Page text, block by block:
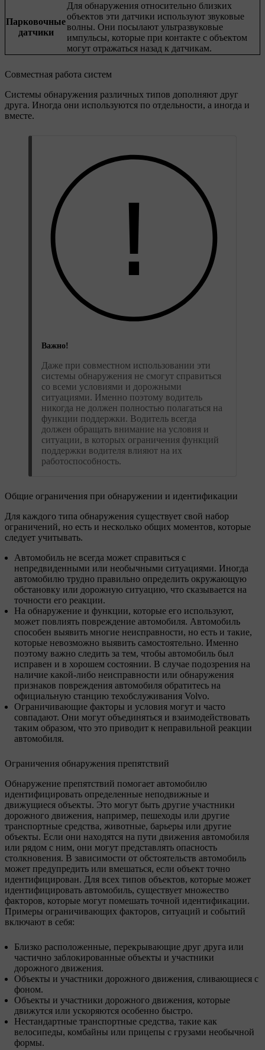
Парковочные
датчики
Для обнаружения относительно близких
объектов эти датчики используют звуковые
волны. Они посылают ультразвуковые
импульсы, которые при контакте с объектом
могут отражаться назад к датчикам.
Совместная работа систем
Системы обнаружения различных типов дополняют друг
друга. Иногда они используются по отдельности, а иногда и
вместе.
Важно!
Даже при совместном использовании эти
системы обнаружения не смогут справиться
со всеми условиями и дорожными
ситуациями. Именно поэтому водитель
никогда не должен полностью полагаться на
функции поддержки. Водитель всегда
должен обращать внимание на условия и
ситуации, в которых ограничения функций
поддержки водителя влияют на их
работоспособность.
Общие ограничения при обнаружении и идентификации
Для каждого типа обнаружения существует свой набор
ограничений, но есть и несколько общих моментов, которые
следует учитывать.
Автомобиль не всегда может справиться с
непредвиденными или необычными ситуациями. Иногда
автомобилю трудно правильно определить окружающую
обстановку или дорожную ситуацию, что сказывается на
точности его реакции.
На обнаружение и функции, которые его используют,
может повлиять повреждение автомобиля. Автомобиль
способен выявить многие неисправности, но есть и такие,
которые невозможно выявить самостоятельно. Именно
поэтому важно следить за тем, чтобы автомобиль был
исправен и в хорошем состоянии. В случае подозрения на
наличие какой-либо неисправности или обнаружения
признаков повреждения автомобиля обратитесь на
официальную станцию техобслуживания Volvo.
Ограничивающие факторы и условия могут и часто
совпадают. Они могут объединяться и взаимодействовать
таким образом, что это приводит к неправильной реакции
автомобиля.
Ограничения обнаружения препятствий
Обнаружение препятствий помогает автомобилю
идентифицировать определенные неподвижные и
движущиеся объекты. Это могут быть другие участники
дорожного движения, например, пешеходы или другие
транспортные средства, животные, барьеры или другие
объекты. Если они находятся на пути движения автомобиля
или рядом с ним, они могут представлять опасность
столкновения. В зависимости от обстоятельств автомобиль
может предупредить или вмешаться, если объект точно
идентифицирован. Для всех типов объектов, которые может
идентифицировать автомобиль, существует множество
факторов, которые могут помешать точной идентификации.
Примеры ограничивающих факторов, ситуаций и событий
включают в себя:
Близко расположенные, перекрывающие друг друга или
частично заблокированные объекты и участники
дорожного движения.
Объекты и участники дорожного движения, сливающиеся с
фоном.
Объекты и участники дорожного движения, которые
движутся или ускоряются особенно быстро.
Нестандартные транспортные средства, такие как
велосипеды, комбайны или прицепы с грузами необычной
формы.